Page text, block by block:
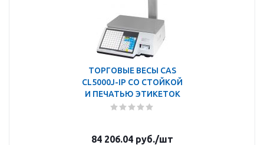
ТОРГОВЫЕ ВЕСЫ CAS
CL5000J-IP СО СТОЙКОЙ
И ПЕЧАТЬЮ ЭТИКЕТОК
84 206.04 руб./шт